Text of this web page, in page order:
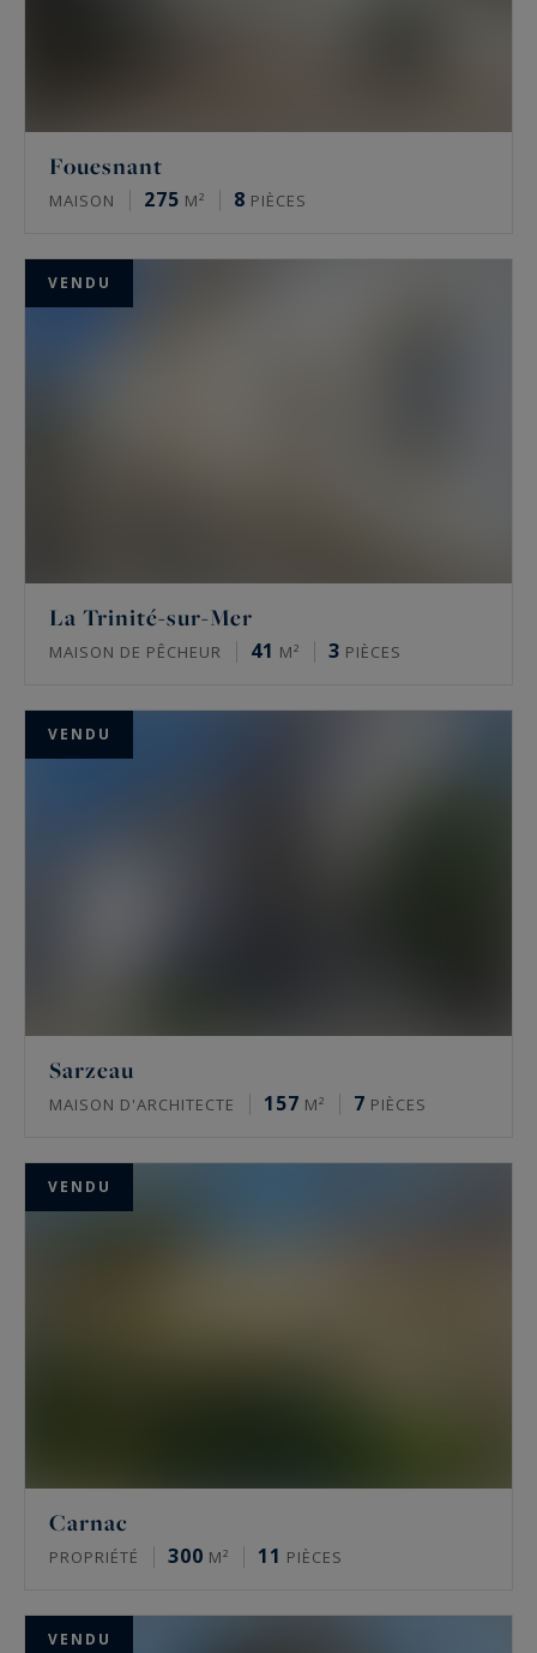
Fouesnant
MAISON 275 M² 8 PIÈCES
VENDU
La Trinité-sur-Mer
MAISON DE PÊCHEUR 41 M² 3 PIÈCES
VENDU
Sarzeau
MAISON D'ARCHITECTE 157 M² 7 PIÈCES
VENDU
Carnac
PROPRIÉTÉ 300 M² 11 PIÈCES
VENDU